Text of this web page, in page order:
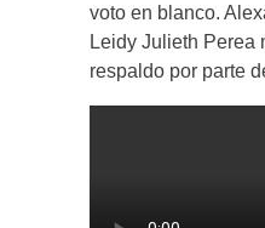
voto en blanco.
Leidy Julieth Perea
respaldo por parte